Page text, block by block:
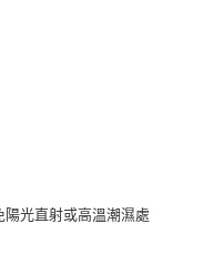
光直射或高溫潮濕處